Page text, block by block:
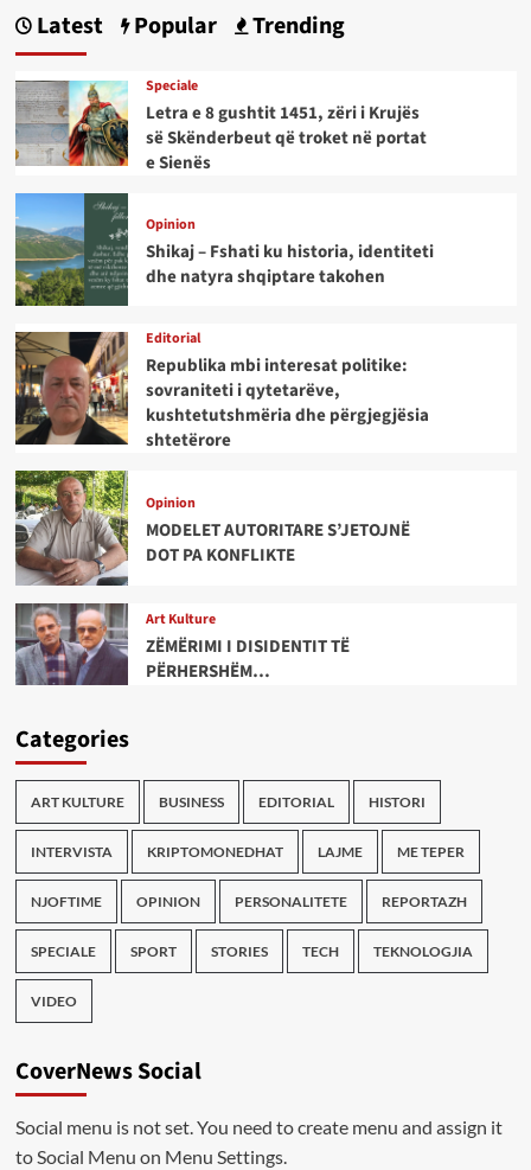
Latest Popular Trending
Speciale
Letra e 8 gushtit 1451, zëri i Krujës
së Skënderbeut që troket në portat
e Sienës
Opinion
Shikaj – Fshati ku historia, identiteti
dhe natyra shqiptare takohen
Editorial
Republika mbi interesat politike:
sovraniteti i qytetarëve,
kushtetutshmëria dhe përgjegjësia
shtetërore
Opinion
MODELET AUTORITARE S’JETOJNË
DOT PA KONFLIKTE
Art Kulture
ZËMËRIMI I DISIDENTIT TË
PËRHERSHËM…
Categories
ART KULTURE BUSINESS EDITORIAL HISTORI
INTERVISTA KRIPTOMONEDHAT LAJME ME TEPER
NJOFTIME OPINION PERSONALITETE REPORTAZH
SPECIALE SPORT STORIES TECH TEKNOLOGJIA
VIDEO
CoverNews Social
Social menu is not set. You need to create menu and assign it
to Social Menu on Menu Settings.